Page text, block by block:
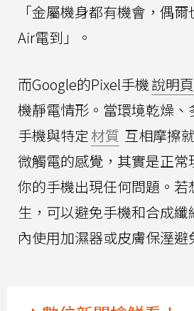
「金屬機身都有機會，偶
Air電到」。
而Google的Pixel手機說明
機靜電情形。當環境乾燥、
手機與特定材質 互相摩擦
微觸電的感覺，其實是正
你的手機出現任何問題。若
生，可以避免手機和合成纖
內使用加濕器或皮膚保溼避